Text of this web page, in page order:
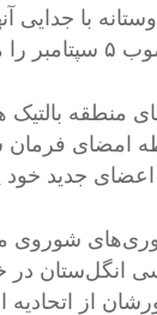
با جدایی
منطقه
با گذشت فقط ١١ روز
شوروی
انگل‌ستان
از اتحادیه